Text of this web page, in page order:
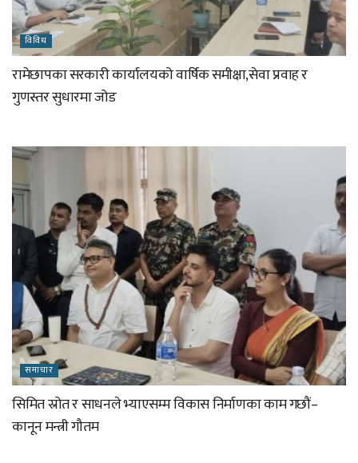
विविध
रामेछापका सरकारी कार्यालयको वार्षिक समीक्षा,सेवा प्रवाह र
गुणस्तर सुधारमा जोड
समाचार
सिमित स्रोत र साधनले भ्याएसम्म विकास निर्माणका काम गछौं–
कानून मन्त्री गौतम